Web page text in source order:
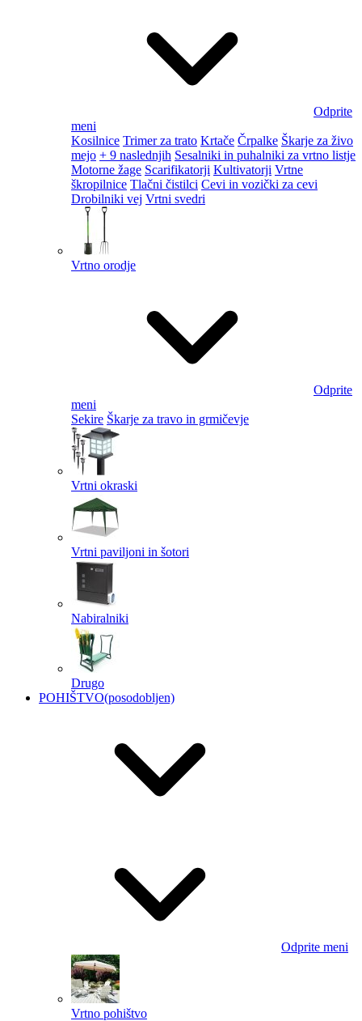
Odprite
meni
Kosilnice Trimer za trato Krtače Črpalke Škarje za živo
mejo + 9 naslednjih Sesalniki in puhalniki za vrtno listje
Motorne žage Scarifikatorji Kultivatorji Vrtne
škropilnice Tlačni čistilci Cevi in vozički za cevi
Drobilniki vej Vrtni svedri
Vrtno orodje
Odprite
meni
Sekire Škarje za travo in grmičevje
Vrtni okraski
Vrtni paviljoni in šotori
Nabiralniki
Drugo
POHIŠTVO(posodobljen)
Odprite meni
Vrtno pohištvo